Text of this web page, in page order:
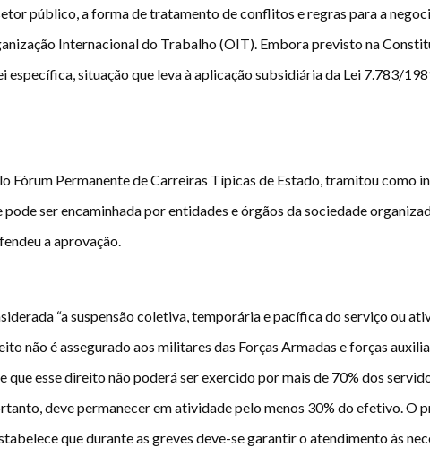
público, a forma de tratamento de conflitos e regras para a
Internacional do Trabalho (OIT). Embora previsto na
específica, situação que leva à aplicação subsidiária da Lei 7.783/
Fórum Permanente de Carreiras Típicas de Estado, tramitou como
ser encaminhada por entidades e órgãos da sociedade
a aprovação.
“a suspensão coletiva, temporária e pacífica do serviço ou
não é assegurado aos militares das Forças Armadas e forças
esse direito não poderá ser exercido por mais de 70% dos
deve permanecer em atividade pelo menos 30% do efetivo. O
que durante as greves deve-se garantir o atendimento às